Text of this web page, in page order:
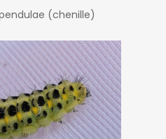
(chenille)